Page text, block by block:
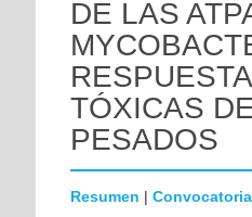
DE LAS
TÓXICAS
PESADOS
Resumen | Convocatoria